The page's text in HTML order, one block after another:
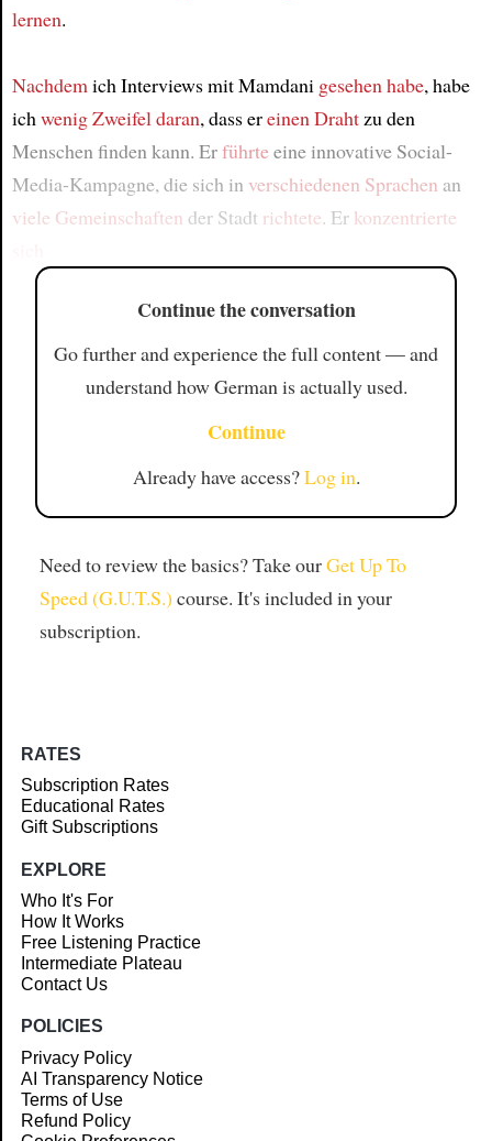
lernen.
Nachdemich Interviews mit Mamdani gesehen habe, habe
ichwenig Zweifel daran, dass ereinen Drahtzu den
Menschen finden kann. Erführteeine innovative Social-
Media-Kampagne, die sich in verschiedenen Sprachen an
viele Gemeinschaften der Stadt richtete. Er konzentrierte
Continue the conversation
Go further and experience the full content — and
understand how German is actually used.
Continue
Already have access?Log in.
Need to review the basics? Take ourGet Up To
Speed (G.U.T.S.) course. It's included in your
subscription.
RATES
Subscription Rates
Educational Rates
Gift Subscriptions
EXPLORE
Who It's For
How It Works
Free Listening Practice
Intermediate Plateau
Contact Us
POLICIES
Privacy Policy
AI Transparency Notice
Terms of Use
Refund Policy